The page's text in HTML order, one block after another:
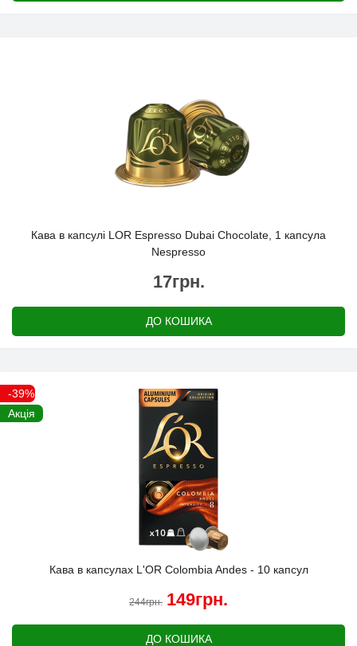
Кава в капсулі LOR Espresso Dubai Chocolate, 1 капсула
Nespresso
17грн.
ДО КОШИКА
-39%
Акція
Кава в капсулах L'OR Colombia Andes - 10 капсул
244грн. 149грн.
ДО КОШИКА